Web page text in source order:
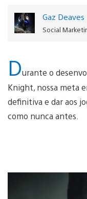
Gaz Deaves
Social
Durante o
Knight, nossa meta
definitiva e dar aos
como nunca antes.